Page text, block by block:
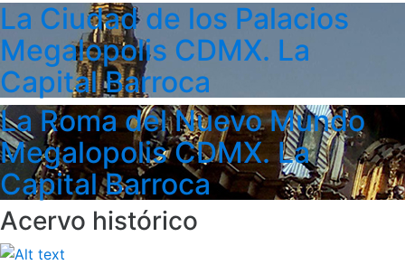
La Ciudad de los Palacios
Megalopolis CDMX. La
Capital Barroca
La Roma del Nuevo Mundo
Megalopolis CDMX. La
Capital Barroca
Acervo histórico